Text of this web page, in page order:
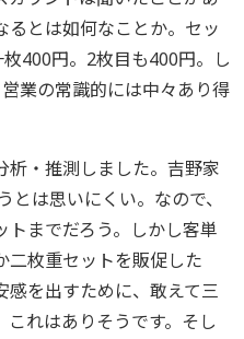
るとは如何なことか。セッ
400円。2枚目も400円。し
業の常識的には中々あり得
析・推測しました。吉野家
は思いにくい。なので、
までだろう。しかし客単
二枚重セットを販促した
感を出すために、敢えて三
れはありそうです。そし